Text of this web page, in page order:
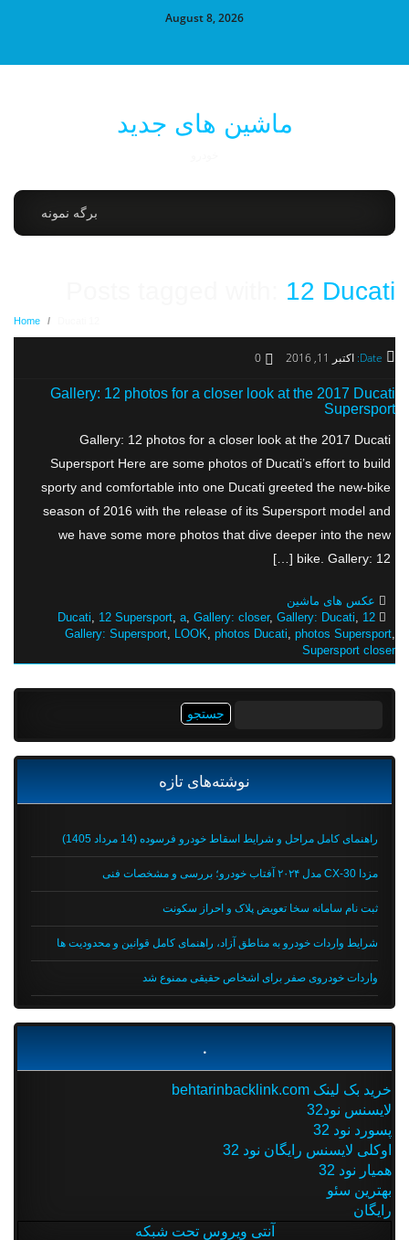
August 8, 2026
ماشین های جدید
برگه نمونه
Posts tagged with:12 Ducati
Home
Date: اکتبر 11, 2016 0
Gallery: 12 photos for a closer look at the 2017 Ducati
Supersport
Gallery: 12 photos for a closer look at the 2017 Ducati
Supersport Here are some photos of Ducati’s effort to build
sporty and comfortable into one Ducati greeted the new-bike
season of 2016 with the release of its Supersport model and
we have some more photos that dive deeper into the new
bike. Gallery: 12 […]
عکس های ماشین
12 Ducati
, 12 Supersport a,Gallery: closer,Gallery: Ducati ,
Gallery: Supersport ,LOOK,photos Ducati,photos Supersport
Supersport closer
نوشته‌های تازه
راهنمای کامل مراحل و شرایط اسقاط خودرو فرسوده (14 مرداد 1405)
مزدا CX-30 مدل ۲۰۲۴ آفتاب خودرو؛ بررسی و مشخصات فنی
ثبت نام سامانه سخا تعویض پلاک و احراز سکونت
شرایط واردات خودرو به مناطق آزاد، راهنمای کامل قوانین و محدودیت ها
واردات خودروی صفر برای اشخاص حقیقی ممنوع شد
خرید بک لینک behtarinbacklink.com
لایسنس نود32
پسورد نود 32
اوکلی لایسنس رایگان نود 32
همیار نود 32
بهترین سئو
رایگان
آنتی ویروس تحت شبکه